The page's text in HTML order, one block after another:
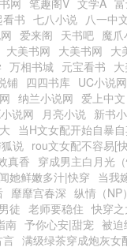
网 笔趣阁V 文学A
书 七八小说 八一中
爱来阁 天书吧 魔爪
大美书网 大美书网 大
万相书城 元宝看书
铺 四四书库 UC小说网
纳兰小说网 爱上中文
说网 月亮小说 新书
当H文女配开始自暴
说 rou文女配不容易[
真香 穿成男主白月光（
她鲜嫩多汁|快穿 当我
靡靡宫春深 纵情（NP）
徒 老师要稳住 快穿
南 予你心安|甜宠 被迫
言 满级绿茶穿成炮灰女